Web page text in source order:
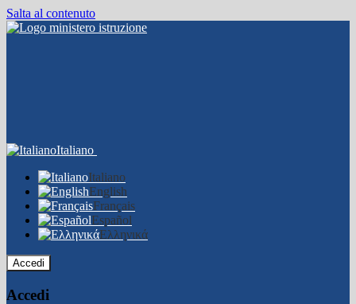
Salta al contenuto
Italiano
Italiano
English
Français
Español
Ελληνικά
Accedi
Accedi